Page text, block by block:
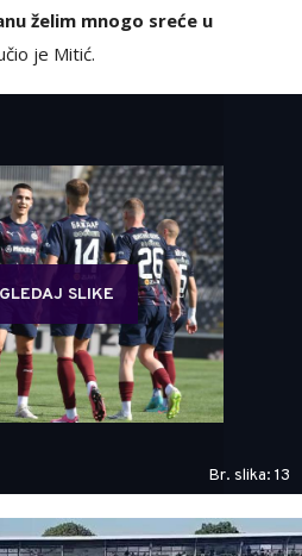
želim mnogo sreće u
je Mitić.
SLIKE
Br. slika: 13